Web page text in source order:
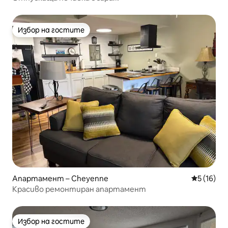
Избор на гостите
Избор на гостите
Апартамент – Cheyenne Средна
5 (16)
Красиво ремонтиран апартамент
Избор на гостите
Избор на гостите